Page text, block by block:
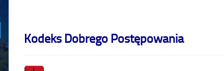
Kodeks Dobrego Postępowania